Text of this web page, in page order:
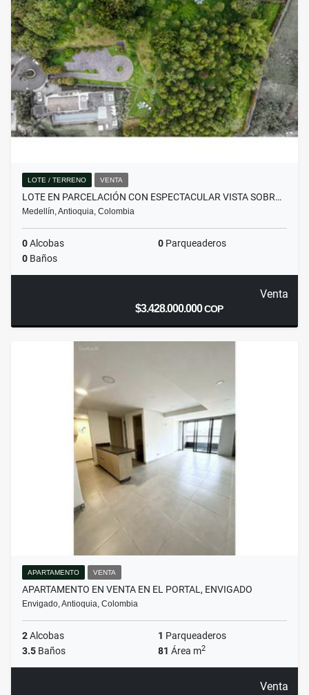
LOTE / TERRENO VENTA
LOTE EN PARCELACIÓN CON ESPECTACULAR VISTA SOBR…
Medellín, Antioquia, Colombia
0Alcobas 0 Parqueaderos
0 Baños
Venta
$3.428.000.000COP
APARTAMENTO VENTA
APARTAMENTO EN VENTA EN EL PORTAL, ENVIGADO
Envigado, Antioquia, Colombia
2Alcobas 1 Parqueaderos
3.5 Baños 81 Área m2
Venta